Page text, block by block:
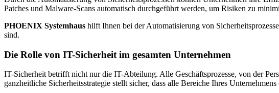
Patches und Malware-Scans automatisch durchgeführt werden, um Risiken zu
PHOENIX Systemhaus hilft Ihnen bei der Automatisierung von
sind.
Die Rolle von IT-Sicherheit im gesamten Unternehmen
IT-Sicherheit betrifft nicht nur die IT-Abteilung. Alle Geschäftsprozesse, von der
ganzheitliche Sicherheitsstrategie stellt sicher, dass alle Bereiche Ihres